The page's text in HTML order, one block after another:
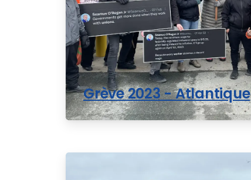
Grève 2023 - Atlantique